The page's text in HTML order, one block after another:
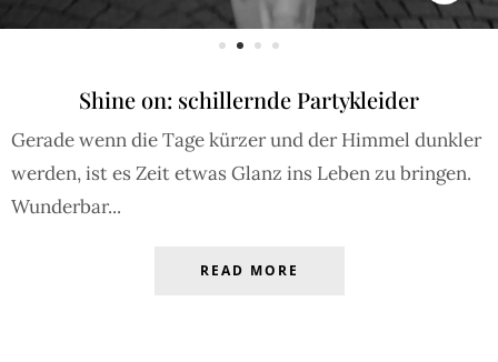
Shine on: schillernde Partykleider
Gerade wenn die Tage kürzer und der Himmel dunkler
werden, ist es Zeit etwas Glanz ins Leben zu bringen.
Wunderbar...